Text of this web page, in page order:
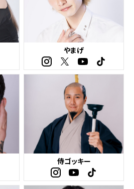
やまげ
侍ゴッキー